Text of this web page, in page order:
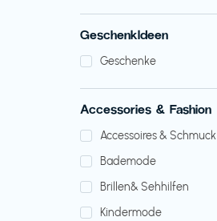
GeschenkIdeen
Geschenke
Accessories & Fashion
Accessoires & Schmuck
Bademode
Brillen& Sehhilfen
Kindermode